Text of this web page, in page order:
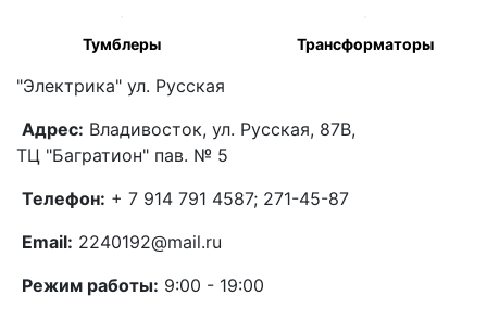
Тумблеры Трансформаторы
"Электрика" ул. Русская
Адрес: Владивосток, ул. Русская, 87В,
ТЦ "Багратион" пав. № 5
Телефон: + 7 914 791 4587; 271-45-87
Email: 2240192@mail.ru
Режим работы: 9:00 - 19:00